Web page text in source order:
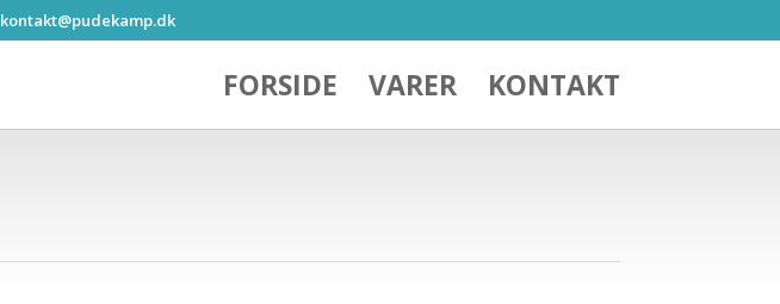
kontakt@pudekamp.dk
FORSIDE VARER KONTAKT